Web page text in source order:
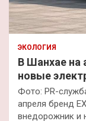
ЭКОЛОГИЯ
В Шанхае на
новые
Фото: PR-
апреля бренд
внедорожник и